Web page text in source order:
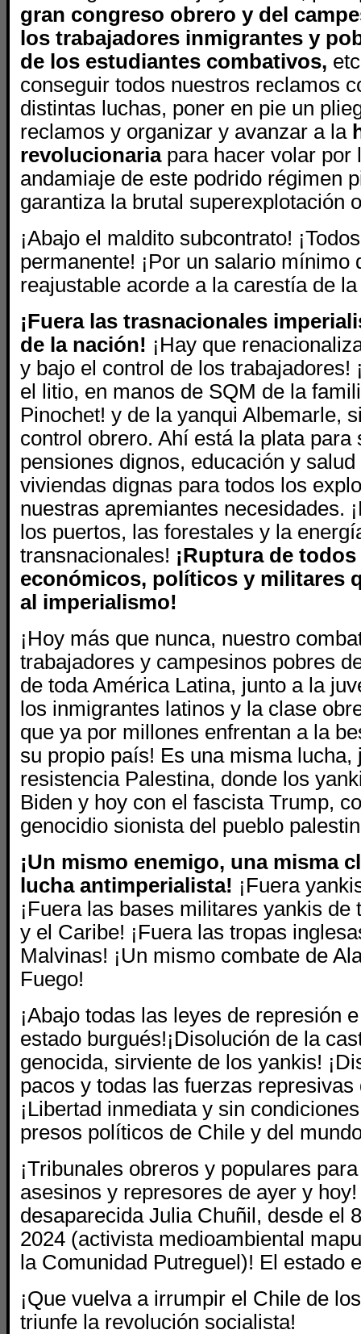
gran congreso obrero y del
los trabajadores inmigrantes y
de los estudiantes combativos,
conseguir todos nuestros reclamos
distintas luchas, poner en pie un
reclamos y organizar y avanzar a la
revolucionariapara hacer volar por
andamiaje de este podrido régimen
garantiza la brutal superexplotación
¡Abajo el maldito subcontrato!
permanente! ¡Por un salario mínimo
reajustable acorde a la carestía de
¡Fuera las trasnacionales
de la nación! ¡Hay que
y bajo el control de los trabajadores!
el litio, en manos de SQM de la
Pinochet! y de la yanqui Albemarle,
control obrero. Ahí está la plata para
pensiones dignos, educación y
viviendas dignas para todos los
nuestras apremiantes necesidades.
los puertos, las forestales y la
transnacionales! ¡Ruptura de
económicos, políticos y militares
al imperialismo!
¡Hoy más que nunca, nuestro
trabajadores y campesinos pobres
de toda América Latina, junto a la
los inmigrantes latinos y la clase
que ya por millones enfrentan a la
su propio país! Es una misma lucha,
resistencia Palestina, donde los
Biden y hoy con el fascista Trump,
genocidio sionista del pueblo
¡Un mismo enemigo, una misma
lucha antimperialista! ¡Fuera
¡Fuera las bases militares yankis de
y el Caribe! ¡Fuera las tropas
Malvinas! ¡Un mismo combate de
Fuego!
¡Abajo todas las leyes de represión
estado burgués!¡Disolución de la
genocida, sirviente de los yankis!
pacos y todas las fuerzas represivas
¡Libertad inmediata y sin
presos políticos de Chile y del
¡Tribunales obreros y populares
asesinos y represores de ayer y hoy!
desaparecida Julia Chuñil, desde el
2024 (activista medioambiental
la Comunidad Putreguel)! El estado
¡Que vuelva a irrumpir el Chile de
triunfe la revolución socialista!